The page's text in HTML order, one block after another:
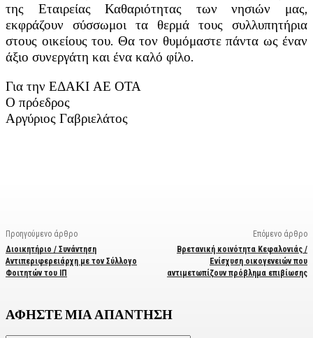
της Εταιρείας Καθαριότητας των νησιών μας,
εκφράζουν σύσσωμοι τα θερμά τους συλλυπητήρια
στους οικείους του. Θα τον θυμόμαστε πάντα ως έναν
άξιο συνεργάτη και ένα καλό φίλο.
Για την ΕΔΑΚΙ ΑΕ ΟΤΑ
Ο πρόεδρος
Αργύριος Γαβριελάτος
Προηγούμενο άρθρο
Διοικητήριο / Συνάντηση
Αντιπεριφερειάρχη με τον Σύλλογο
Φοιτητών του ΙΠ
Επόμενο άρθρο
Βρετανική κοινότητα Κεφαλονιάς /
Ενίσχυση οικογενειών που
αντιμετωπίζουν πρόβλημα επιβίωσης
ΑΦΗΣΤΕ ΜΙΑ ΑΠΑΝΤΗΣΗ